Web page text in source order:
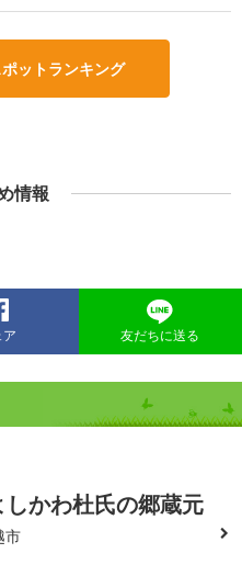
ットランキング
情報
友だちに送る
しかわ杜氏の郷蔵元
市